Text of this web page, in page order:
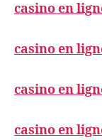
casino en
casino en
casino en
casino en